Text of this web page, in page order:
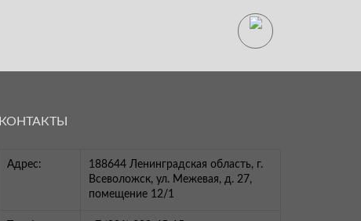
КОНТАКТЫ
Адрес:
188644 Ленинградская область, г.
Всеволожск, ул. Межевая, д. 27,
помещение 12/1